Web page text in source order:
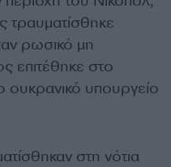
τραυματίσθηκε
ρωσικό μη
επιτέθηκε στο
υπουργείο
στη νότια